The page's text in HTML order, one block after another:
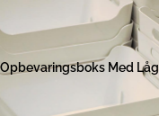
til
indholdet
Opbevaringsboks Med Låg